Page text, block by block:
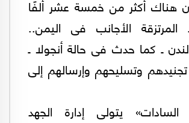
هناك أكثر من خمسة عشر ألفًا
الأجانب فى اليمن..
ـ كما حدث فى حالة أنجولا ـ
وتسليحهم وإرسالهم إلى
السادات» يتولى إدارة الجهد